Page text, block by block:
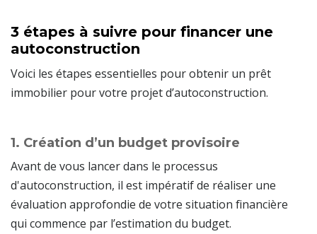
3 étapes à suivre pour financer une
autoconstruction
Voici les étapes essentielles pour obtenir un prêt
immobilier pour votre projet d’autoconstruction.
1. Création d’un budget provisoire
Avant de vous lancer dans le processus
d'autoconstruction, il est impératif de réaliser une
évaluation approfondie de votre situation financière
qui commence par l’estimation du budget.